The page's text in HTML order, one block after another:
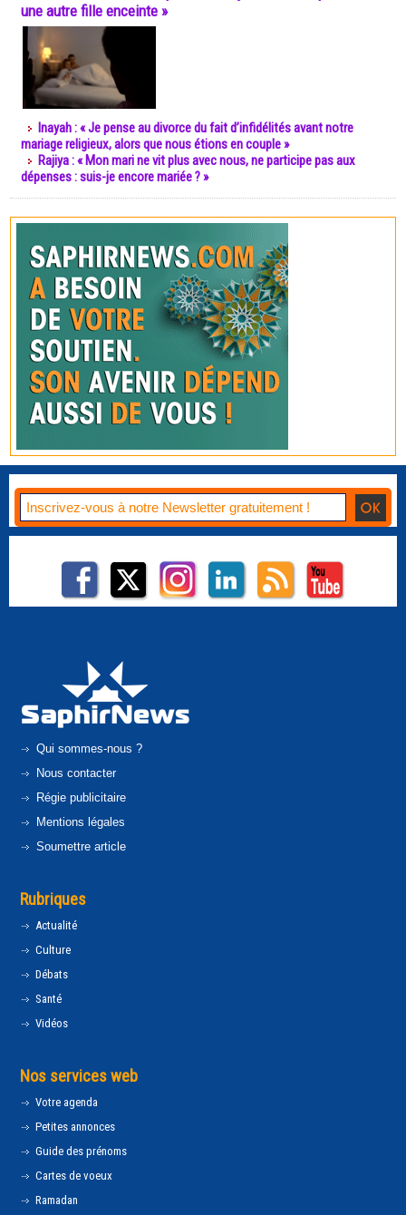
une autre fille enceinte »
Inayah : « Je pense au divorce du fait d’infidélités avant notre
mariage religieux, alors que nous étions en couple »
Rajiya : « Mon mari ne vit plus avec nous, ne participe pas aux
dépenses : suis-je encore mariée ? »
Qui sommes-nous ?
Nous contacter
Régie publicitaire
Mentions légales
Soumettre article
Rubriques
Actualité
Culture
Débats
Santé
Vidéos
Nos services web
Votre agenda
Petites annonces
Guide des prénoms
Cartes de voeux
Ramadan